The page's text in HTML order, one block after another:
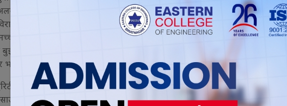
भएका थिए ।
प्रज्ञान सेक्युरिटी हुँदा मेघा बैंकको सेयर जारी हुने सुचना पहिल्यै लिक गर्नेदेखि
थालेको आरोप उनलाई नजिकबाट बुझ्नेहरु बताउँछन् । उनले अहिले पनि धेरैवटा
बाँकी रहेको छ । उनी इन्स्योरेन्स कम्पनीसँगको विवादमा समेत फसेका थिए ।
भएका उनले पछि कारोबार मिलाएका थिए ।
र सिप्ला सेक्युरिटीसँगको कारोबार समेत मिलान नगरेको आरोप छ । उनी सोझा
योजनावद्ध काम गर्ने गरेका थिए । गैरकानुनी रुपमा भाइबर र वाटसप ग्रुप बनाउने ।